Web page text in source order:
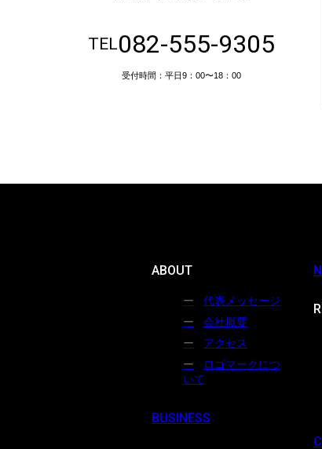
TEL082-555-9305
受付時間：平日9：00〜18：00
ABOUT
代表メッセージ
会社概要
アクセス
ロゴマークにつ
いて
BUSINESS